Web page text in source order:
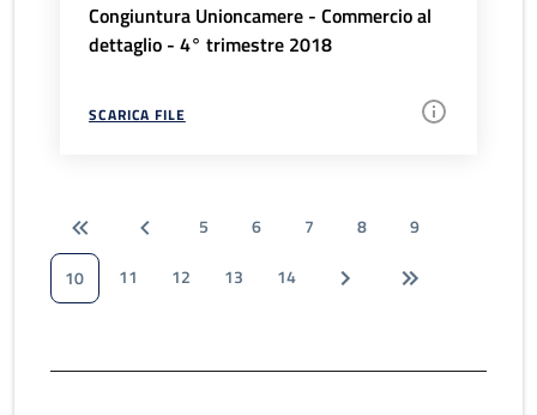
Congiuntura Unioncamere - Commercio al
dettaglio - 4° trimestre 2018
SCARICA FILE
5 6 7 8
9
10
11 12 13 14